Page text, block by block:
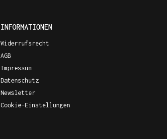
INFORMATIONEN
Widerrufsrecht
AGB
Impressum
Datenschutz
Newsletter
Cookie-Einstellungen